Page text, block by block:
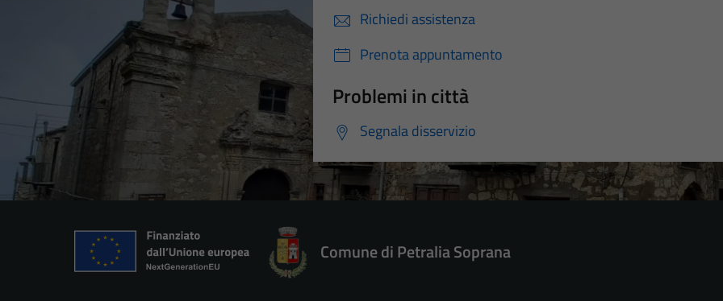
Richiedi assistenza
Prenota appuntamento
Problemi in città
Segnala disservizio
Comune di Petralia Soprana